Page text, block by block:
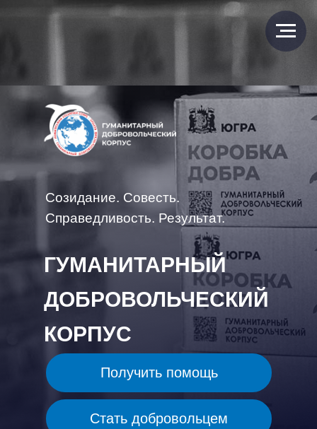
ГУМАНИТАРНЫЙ
ДОБРОВОЛЬЧЕСКИЙ
КОРПУС
Созидание. Совесть.
Справедливость. Результат.
Получить помощь
Стать добровольцем